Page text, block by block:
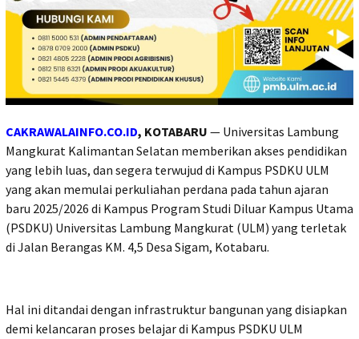
CAKRAWALAINFO.CO.ID, KOTABARU — Universitas Lambung
Mangkurat Kalimantan Selatan memberikan akses pendidikan
yang lebih luas, dan segera terwujud di Kampus PSDKU ULM
yang akan memulai perkuliahan perdana pada tahun ajaran
baru 2025/2026 di Kampus Program Studi Diluar Kampus Utama
(PSDKU) Universitas Lambung Mangkurat (ULM) yang terletak
di Jalan Berangas KM. 4,5 Desa Sigam, Kotabaru.
Hal ini ditandai dengan infrastruktur bangunan yang disiapkan
demi kelancaran proses belajar di Kampus PSDKU ULM